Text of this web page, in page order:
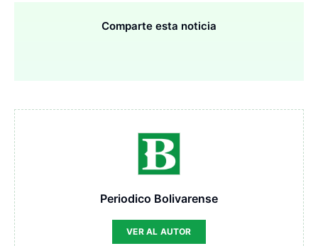
Comparte esta noticia
Periodico Bolivarense
VER AL AUTOR